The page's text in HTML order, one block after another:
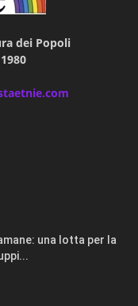
dei Popoli
una lotta per la